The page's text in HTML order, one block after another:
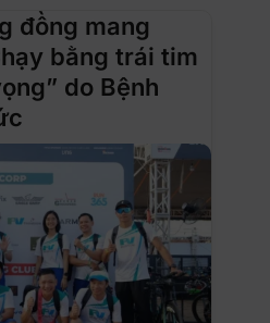
đồng mang
bằng trái tim
do Bệnh